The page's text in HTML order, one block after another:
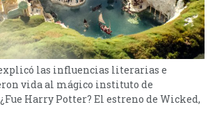
las influencias literarias e
vida al mágico instituto de
Harry Potter? El estreno de Wicked,
Ariana Grande, generó gran